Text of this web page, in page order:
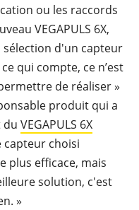
ou les raccords
VEGAPULS 6X,
sélection d'un capteur
qui compte, ce n’est
de réaliser »
produit qui a
du VEGAPULS 6X
capteur choisi
plus efficace, mais
solution, c'est
»